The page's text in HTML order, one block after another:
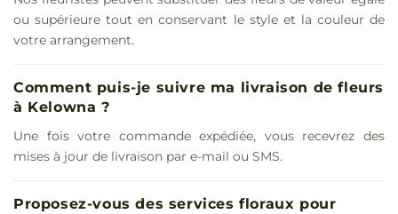
ou supérieure tout en conservant le style et la couleur de
votre arrangement.
Comment puis-je suivre ma livraison de fleurs
à Kelowna ?
Une fois votre commande expédiée, vous recevrez des
mises à jour de livraison par e-mail ou SMS.
Proposez-vous des services floraux pour